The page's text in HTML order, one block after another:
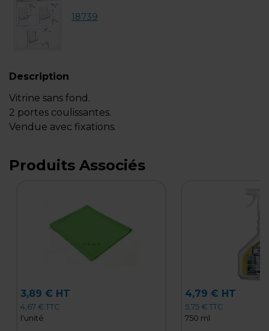
Description
Vitrine sans fond.
2 portes coulissantes.
Vendue avec fixations.
18739
Produits Associés
3,89 € HT
4,67 € TTC
l'unité
4,79 € HT
5,75 € TTC
750 ml